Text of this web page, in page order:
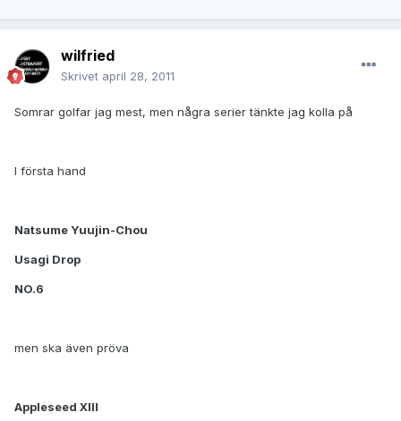
wilfried
Skrivet april 28, 2011
Somrar golfar jag mest, men några serier tänkte jag kolla på
I första hand
Natsume Yuujin-Chou
Usagi Drop
NO.6
men ska även pröva
Appleseed XIII